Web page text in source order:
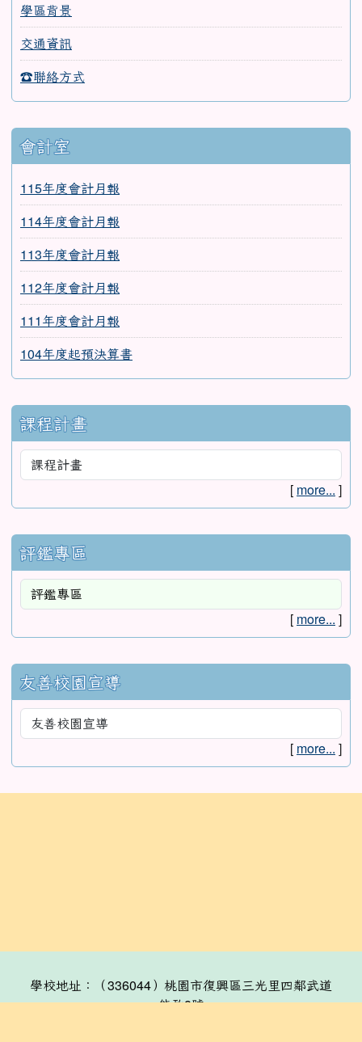
學區背景
交通資訊
☎聯絡方式
會計室
115年度會計月報
114年度會計月報
113年度會計月報
112年度會計月報
111年度會計月報
104年度起預決算書
課程計畫
[ more... ]
評鑑專區
[ more... ]
友善校園宣導
[ more... ]
學校地址：（336044）桃園市復興區三光里四鄰武道
能敢8號